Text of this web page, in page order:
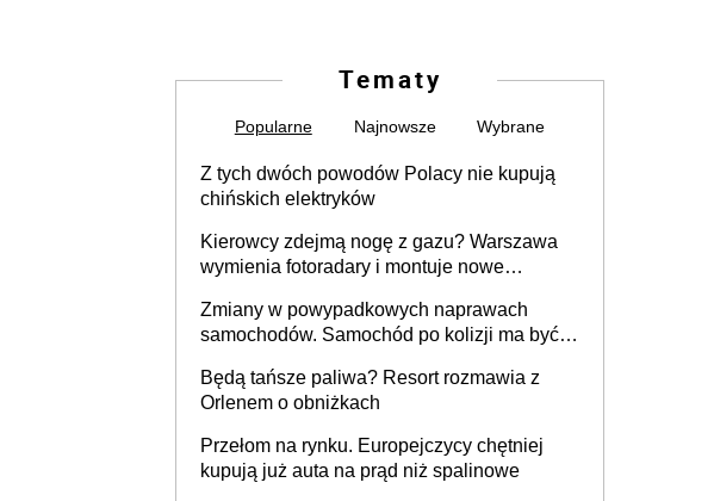
Tematy
Popularne Najnowsze Wybrane
Z tych dwóch powodów Polacy nie kupują
chińskich elektryków
Kierowcy zdejmą nogę z gazu? Warszawa
wymienia fotoradary i montuje nowe
Zmiany w powypadkowych naprawach
samochodów. Samochód po kolizji ma być
technologią producenta
Będą tańsze paliwa? Resort rozmawia z
Orlenem o obniżkach
Przełom na rynku. Europejczycy chętniej
kupują już auta na prąd niż spalinowe